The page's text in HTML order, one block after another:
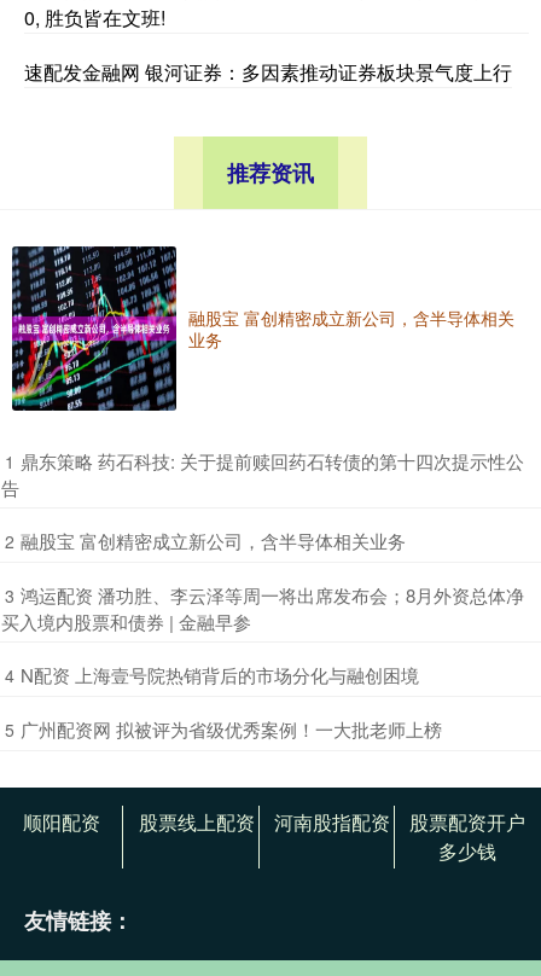
0, 胜负皆在文班!
速配发金融网 银河证券：多因素推动证券板块景气度上行
推荐资讯
融股宝 富创精密成立新公司，含半导体相关
业务
1 ​鼎东策略 药石科技: 关于提前赎回药石转债的第十四次提示性公
告
2 ​融股宝 富创精密成立新公司，含半导体相关业务
3 ​鸿运配资 潘功胜、李云泽等周一将出席发布会；8月外资总体净
买入境内股票和债券 | 金融早参
4 ​N配资 上海壹号院热销背后的市场分化与融创困境
5 ​广州配资网 拟被评为省级优秀案例！一大批老师上榜
顺阳配资 股票线上配资 河南股指配资
股票配资开户
多少钱
友情链接：